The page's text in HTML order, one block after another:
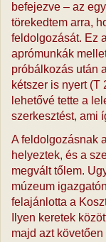
befejezve – az
törekedtem arra,
feldolgozását. Ez
aprómunkák
próbálkozás után
kétszer is nyert (T
lehetővé tette a
szerkesztést, ami
A feldolgozásnak
helyeztek, és a
megvált tőlem.
múzeum
felajánlotta a
Ilyen keretek
majd azt